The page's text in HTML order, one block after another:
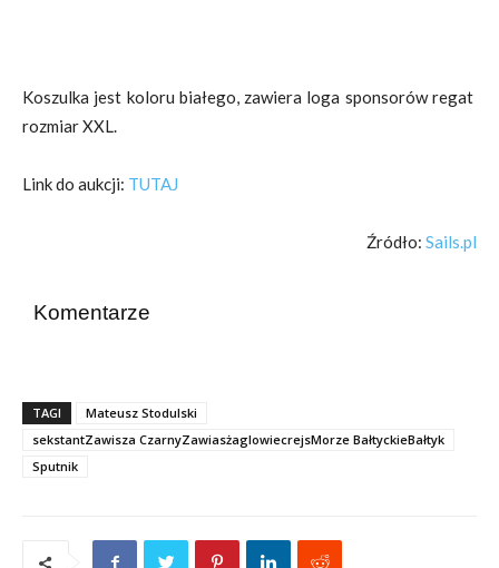
Koszulka jest koloru białego, zawiera loga sponsorów regat
rozmiar XXL.
Link do aukcji: TUTAJ
Źródło: Sails.pl
Komentarze
TAGI
Mateusz Stodulski
sekstantZawisza CzarnyZawiasżaglowiecrejsMorze BałtyckieBałtyk
Sputnik